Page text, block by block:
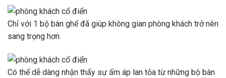
Chỉ với 1 bộ bàn ghế đã giúp không gian phòng khách trở nên
sang trọng hơn.
Có thể dễ dàng nhận thấy sự ấm áp lan tỏa từ những bộ bàn